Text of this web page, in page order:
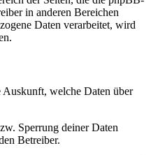
in anderen Bereichen
Daten verarbeitet, wird
welche Daten über
Sperrung deiner Daten
Betreiber.